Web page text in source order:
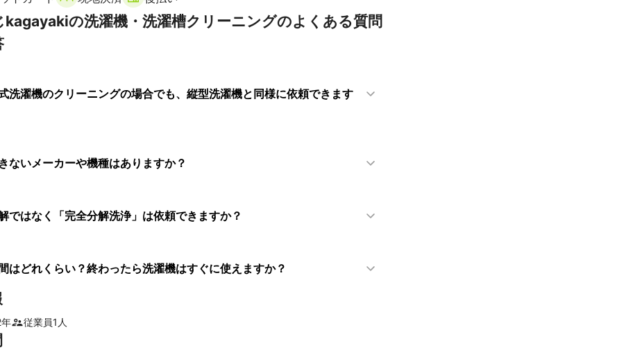
kagayakiの洗濯機・洗濯槽クリーニングのよくある質問
洗濯機のクリーニングの場合でも、縦型洗濯機と同様に依頼できます
ないメーカーや機種はありますか？
ではなく「完全分解洗浄」は依頼できますか？
はどれくらい？終わったら洗濯機はすぐに使えますか？
年 従業員1 人